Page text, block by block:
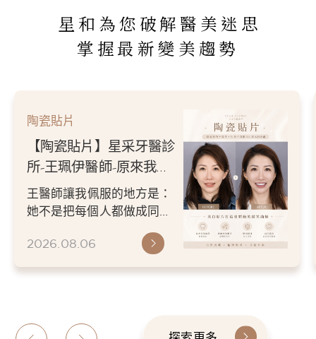
星和為您破解醫美迷思
掌握最新變美趨勢
陶瓷貼片
【陶瓷貼片】星采牙醫診
所-王珮伊醫師-原來我的
不愛笑，只是不喜歡自己
原本的牙齒
王醫師讓我佩服的地方是：
她不是把每個人都做成同一
更適合自己的樣子。 現...
2026.08.06